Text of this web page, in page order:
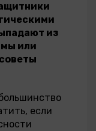
из
или
если